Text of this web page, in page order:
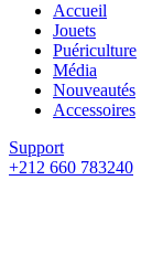
Accueil
Jouets
Puériculture
Média
Nouveautés
Accessoires
Support
+212 660 783240